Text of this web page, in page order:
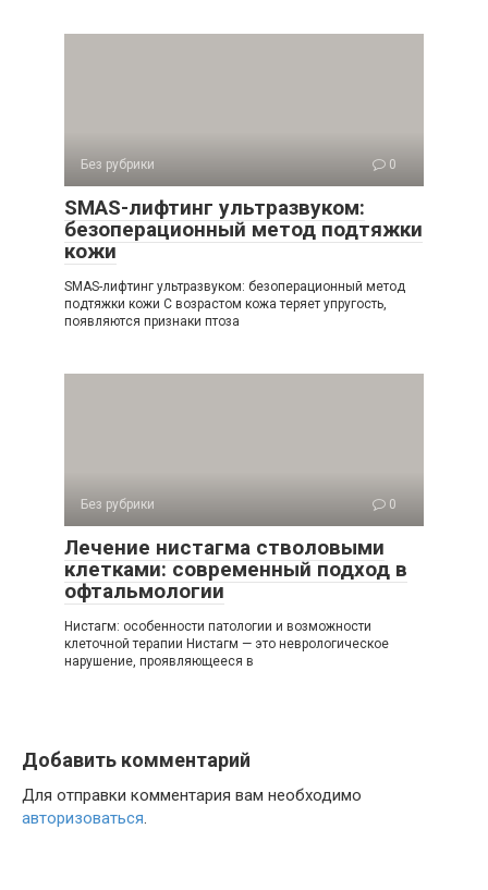
Без рубрики 0
SMAS-лифтинг ультразвуком:
безоперационный метод подтяжки
кожи
SMAS-лифтинг ультразвуком: безоперационный метод
подтяжки кожи С возрастом кожа теряет упругость,
появляются признаки птоза
Без рубрики 0
Лечение нистагма стволовыми
клетками: современный подход в
офтальмологии
Нистагм: особенности патологии и возможности
клеточной терапии Нистагм — это неврологическое
нарушение, проявляющееся в
Добавить комментарий
Для отправки комментария вам необходимо
авторизоваться.